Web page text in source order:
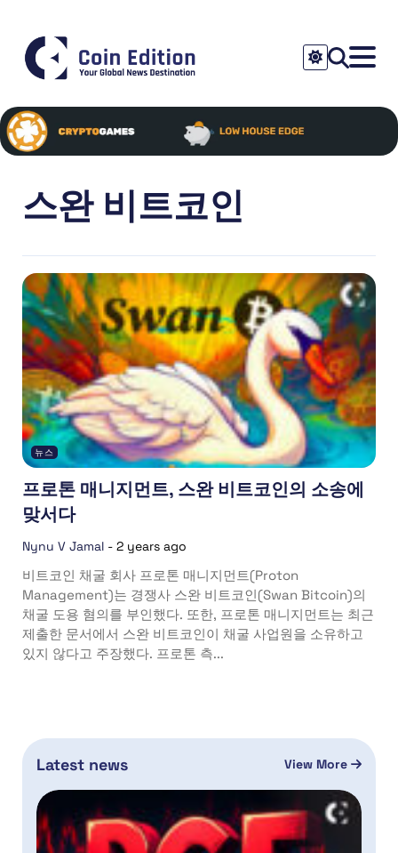
스완 비트코인
뉴스
프로톤 매니지먼트, 스완 비트코인의 소송에
맞서다
Nynu V Jamal - 2 years ago
비트코인 채굴 회사 프로톤 매니지먼트(Proton
Management)는 경쟁사 스완 비트코인(Swan Bitcoin)의
채굴 도용 혐의를 부인했다. 또한, 프로톤 매니지먼트는 최근
제출한 문서에서 스완 비트코인이 채굴 사업원을 소유하고
있지 않다고 주장했다. 프로톤 측...
Latest news View More